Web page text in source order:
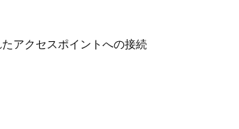
アクセスポイントへの接続